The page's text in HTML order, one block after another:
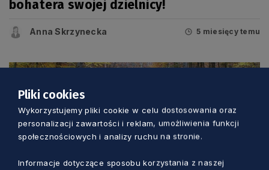
bohatera swojej dzielnicy!
Anna Skrzynecka 5 miesięcy temu
Pliki cookies
Wykorzystujemy pliki cookie w celu dostosowania oraz
personalizacji zawartości i reklam, umożliwienia funkcji
społecznościowych i analizy ruchu na stronie.
Informacje dotyczące sposobu korzystania z naszej